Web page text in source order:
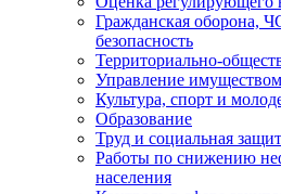
Гражданская оборона,
безопасность
Территориально-
Управление
Культура, спорт и
Образование
Труд и социальная
Работы по снижению
населения